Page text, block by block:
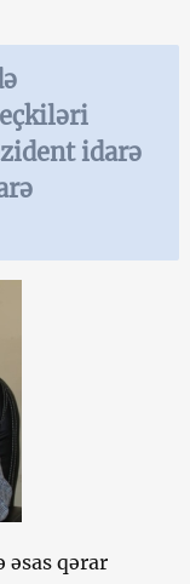
idarə
əsas qərar